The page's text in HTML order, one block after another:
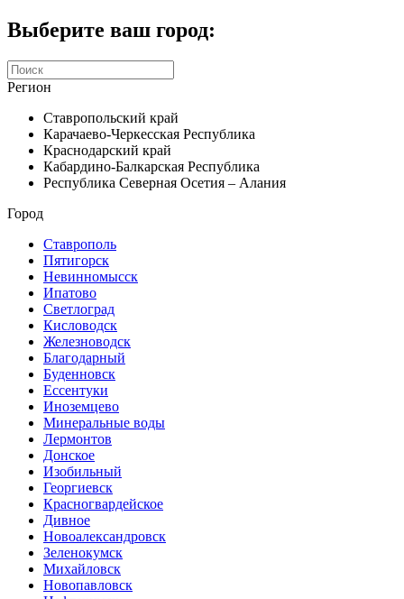
Выберите ваш город:
Регион
Ставропольский край
Карачаево-Черкесская Республика
Краснодарский край
Кабардино-Балкарская Республика
Республика Северная Осетия – Алания
Город
Ставрополь
Пятигорск
Невинномысск
Ипатово
Светлоград
Кисловодск
Железноводск
Благодарный
Буденновск
Ессентуки
Иноземцево
Минеральные воды
Лермонтов
Донское
Изобильный
Георгиевск
Красногвардейское
Дивное
Новоалександровск
Зеленокумск
Михайловск
Новопавловск